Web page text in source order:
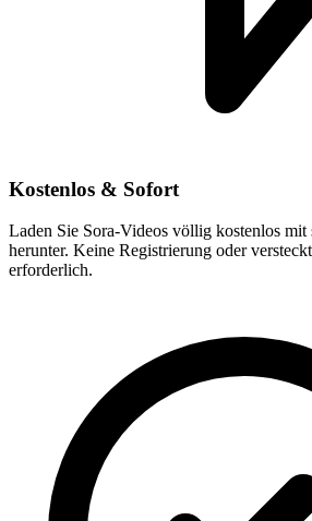
Kostenlos & Sofort
Laden Sie Sora-Videos völlig kostenlos
herunter. Keine Registrierung oder
erforderlich.